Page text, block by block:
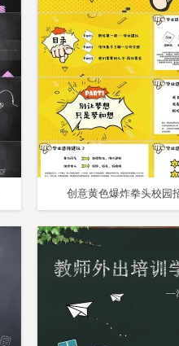
创意黄色爆炸拳头校园